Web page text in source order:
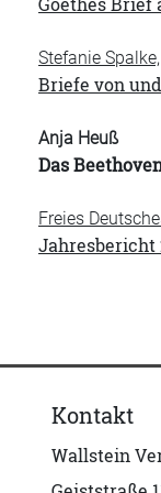
Stefanie
Briefe von
Anja Heuß
Das
Freies
Jahresbericht
Kontakt
Wallstein